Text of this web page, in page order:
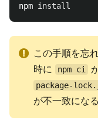
npm install
この手順を忘
時に
npm ci
package-
が不一致にな